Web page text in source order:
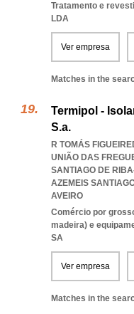
Tratamento e
LDA
Ver empresa
Matches in the
Termipol -
S.a.
R TOMÁS
UNIÃO DAS
SANTIAGO DE
AZEMEIS
AVEIRO
Comércio por
madeira) e
SA
Ver empresa
Matches in the